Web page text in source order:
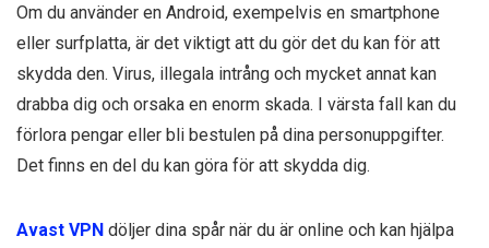
Om du använder en Android, exempelvis en smartphone
eller surfplatta, är det viktigt att du gör det du kan för att
skydda den. Virus, illegala intrång och mycket annat kan
drabba dig och orsaka en enorm skada. I värsta fall kan du
förlora pengar eller bli bestulen på dina personuppgifter.
Det finns en del du kan göra för att skydda dig.
Avast VPN döljer dina spår när du är online och kan hjälpa